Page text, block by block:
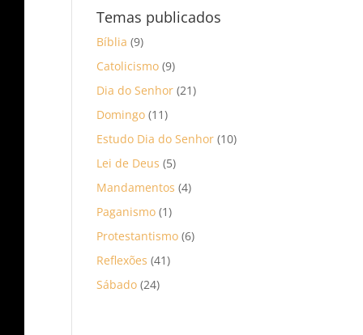
Temas publicados
Bíblia (9)
Catolicismo (9)
Dia do Senhor (21)
Domingo (11)
Estudo Dia do Senhor (10)
Lei de Deus (5)
Mandamentos (4)
Paganismo (1)
Protestantismo (6)
Reflexões (41)
Sábado (24)